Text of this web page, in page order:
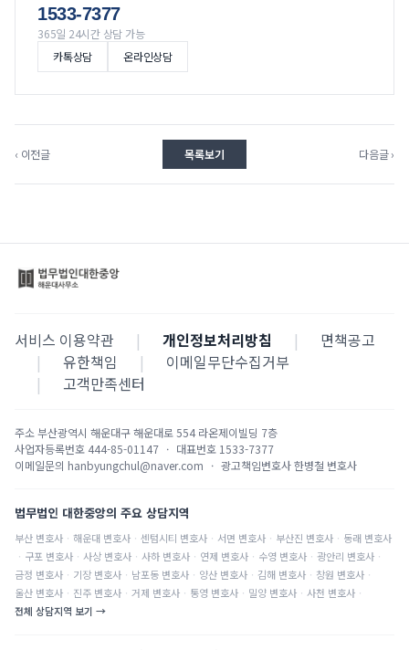
1533-7377
365일 24시간 상담 가능
카톡상담
온라인상담
‹ 이전글 목록보기 다음글 ›
서비스 이용약관 | 개인정보처리방침 |
면책공고
|
유한책임 |
이메일무단수집거부
|
고객만족센터
주소부산광역시 해운대구 해운대로 554 라온제이빌딩 7층
사업자등록번호 444-85-01147 · 대표번호 1533-7377
이메일문의 hanbyungchul@naver.com · 광고책임변호사한병철 변호사
법무법인 대한중앙의 주요 상담지역
부산 변호사 · 해운대 변호사 · 센텀시티 변호사 · 서면 변호사 · 부산진 변호사 · 동래 변호사
· 구포 변호사 · 사상 변호사 · 사하 변호사 · 연제 변호사 · 수영 변호사 · 광안리 변호사 ·
금정 변호사 · 기장 변호사 · 남포동 변호사 · 양산 변호사 · 김해 변호사 · 창원 변호사 ·
울산 변호사 · 진주 변호사 · 거제 변호사 · 통영 변호사 · 밀양 변호사 · 사천 변호사 ·
전체 상담지역 보기 →